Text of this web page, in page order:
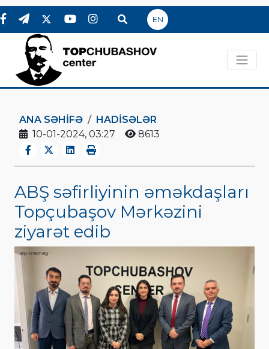
EN
ANA SƏHIFƏ
HADİSƏLƏR
10-01-2024, 03:27
8613
ABŞ səfirliyinin əməkdaşları
Topçubaşov Mərkəzini
ziyarət edib